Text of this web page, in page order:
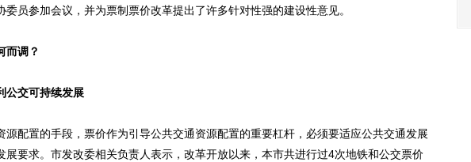
委员参加会议，并为票制票价改革提出了许多针对性强的建设性意见。
而调？
交可持续发展
配置的手段，票价作为引导公共交通资源配置的重要杠杆，必须要适应公共交通发展
展要求。市发改委相关负责人表示，改革开放以来，本市共进行过4次地铁和公交票价